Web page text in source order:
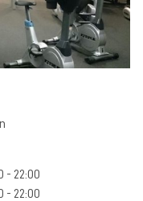
- 22:00
- 22:00